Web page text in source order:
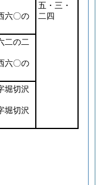
六〇の
五・三・
二四
二の二
六〇の
堀切沢
堀切沢